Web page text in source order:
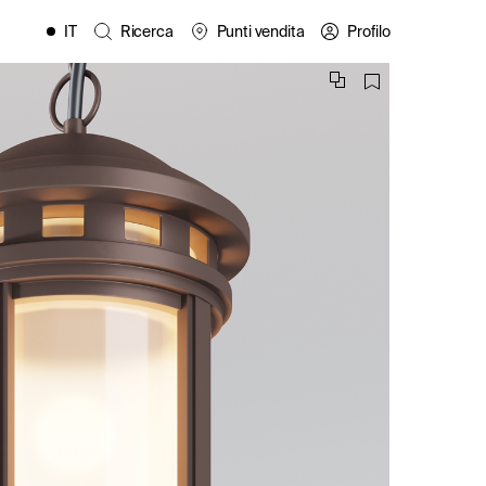
EN
FR
ES
PL
IT Ricerca Punti vendita Profilo